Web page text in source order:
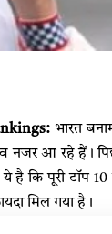
भारत
नजर आ रहे हैं।
है कि पूरी टॉप
मिल गया है।